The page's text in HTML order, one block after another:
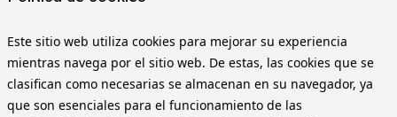
Este sitio web utiliza cookies para mejorar su experiencia
mientras navega por el sitio web. De estas, las cookies que se
clasifican como necesarias se almacenan en su navegador, ya
que son esenciales para el funcionamiento de las